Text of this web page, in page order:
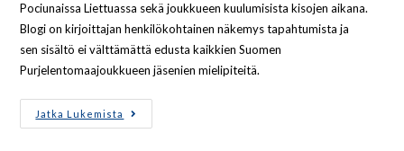
Pociunaissa Liettuassa sekä joukkueen kuulumisista kisojen aikana.
Blogi on kirjoittajan henkilökohtainen näkemys tapahtumista ja
sen sisältö ei välttämättä edusta kaikkien Suomen
Purjelentomaajoukkueen jäsenien mielipiteitä.
Jatka Lukemista